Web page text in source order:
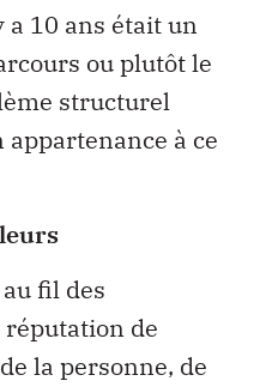
a 10 ans était un
ou plutôt le
structurel
à ce
au fil des
de
la personne, de